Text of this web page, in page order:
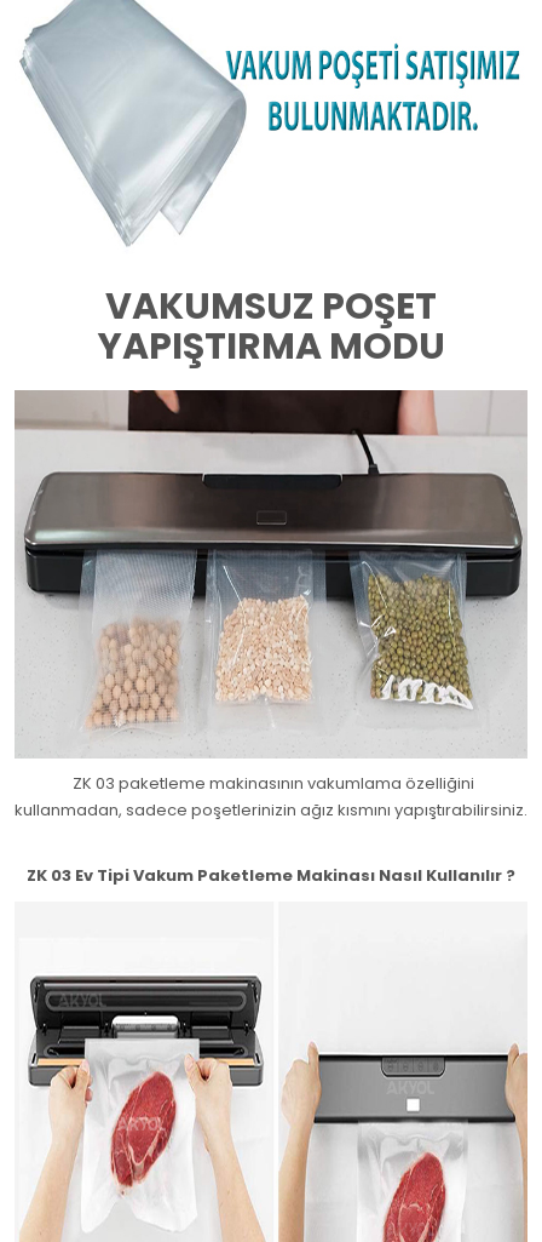
VAKUMSUZ POŞET
YAPIŞTIRMA MODU
ZK 03 paketleme makinasının vakumlama özelliğini
kullanmadan, sadece poşetlerinizin ağız kısmını yapıştırabilirsiniz.
ZK 03 Ev Tipi Vakum Paketleme Makinası Nasıl Kullanılır ?